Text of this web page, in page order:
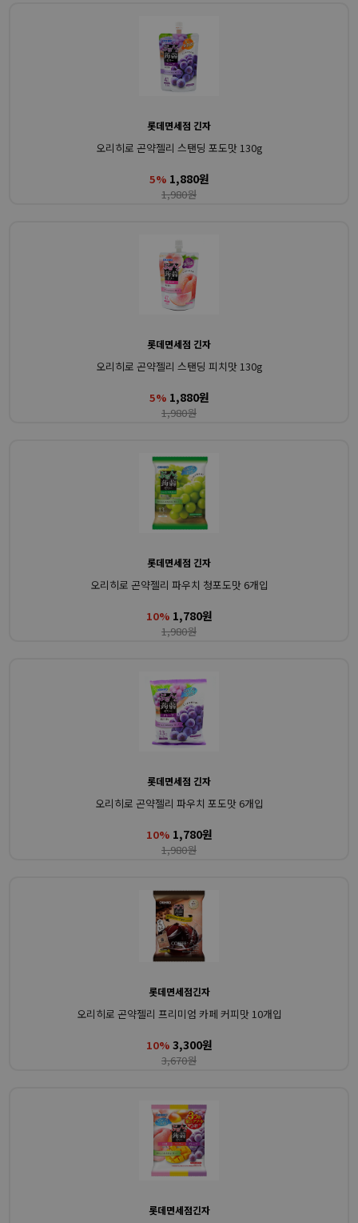
롯데면세점 긴자
오리히로 곤약젤리 스탠딩 포도맛 130g
5% 1,880원
1,980원
롯데면세점 긴자
오리히로 곤약젤리 스탠딩 피치맛 130g
5% 1,880원
1,980원
롯데면세점 긴자
오리히로 곤약젤리 파우치 청포도맛 6개입
10% 1,780원
1,980원
롯데면세점 긴자
오리히로 곤약젤리 파우치 포도맛 6개입
10% 1,780원
1,980원
롯데면세점긴자
오리히로 곤약젤리 프리미엄 카페 커피맛 10개입
10% 3,300원
3,670원
롯데면세점긴자